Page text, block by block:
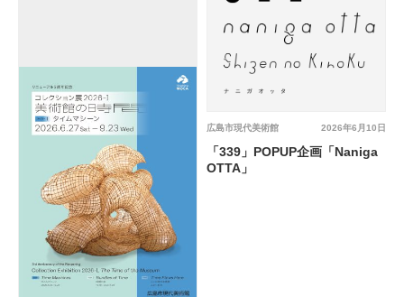
2026年6月10日
広島市現代美術館
「339」POPUP企画「Naniga
OTTA」